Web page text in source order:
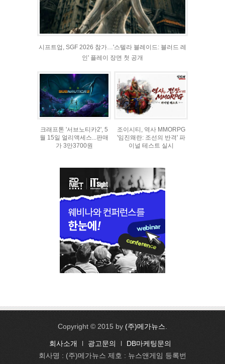
시프트업, SGF 2026 참가…'스텔라 블레이드: 블러드 레
인' 플레이 장면 첫 공개
크래프톤 '서브노티카2', 5
월 15일 얼리액세스...판매
가 3만3700원
조이시티, 역사 MMORPG
'임진왜란: 조선의 반격' 파
이널 테스트 실시
Copyright © 2015 by (주)메가뉴스
회사소개 l 광고문의 l
DB마케팅문의
회사명 : (주)메가뉴스 제호 : 뉴스앤게임 등록번